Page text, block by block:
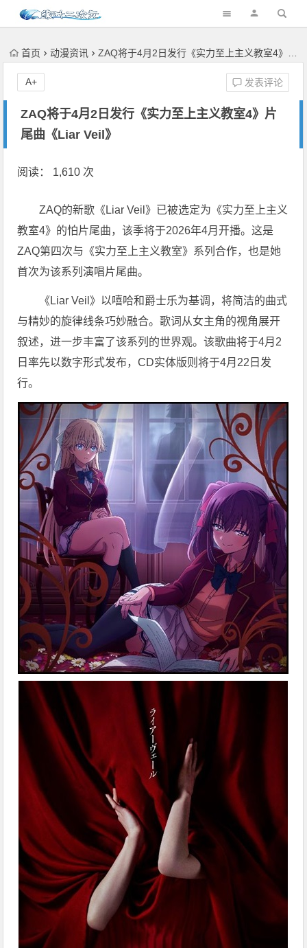
首页 动漫资讯 ZAQ将于4月2日发行《实力至上主义教室4》片尾曲《Liar Veil》
ZAQ将于4月2日发行《实力至上主义教室4》片
尾曲《Liar Veil》
发表评论
A+
阅读： 1,610 次
ZAQ的新歌《Liar Veil》已被选定为《实力至上主义
教室4》的怕片尾曲，该季将于2026年4月开播。这是
ZAQ第四次与《实力至上主义教室》系列合作，也是她
首次为该系列演唱片尾曲。
《Liar Veil》以嘻哈和爵士乐为基调，将简洁的曲式
与精妙的旋律线条巧妙融合。歌词从女主角的视角展开
叙述，进一步丰富了该系列的世界观。该歌曲将于4月2
日率先以数字形式发布，CD实体版则将于4月22日发
行。